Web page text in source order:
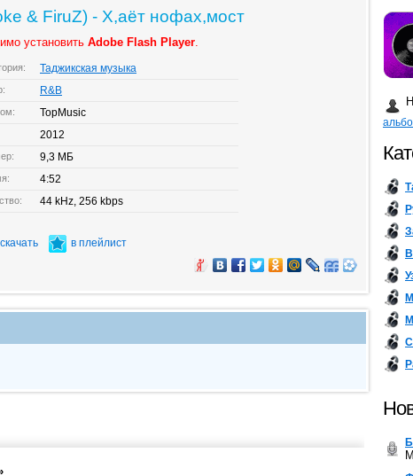
& FiruZ) - Х,аёт нофах,мост
установить Adobe Flash Player.
Таджикская музыка
R&B
TopMusic
2012
9,3 МБ
4:52
44 kHz, 256 kbps
скачать в плейлист